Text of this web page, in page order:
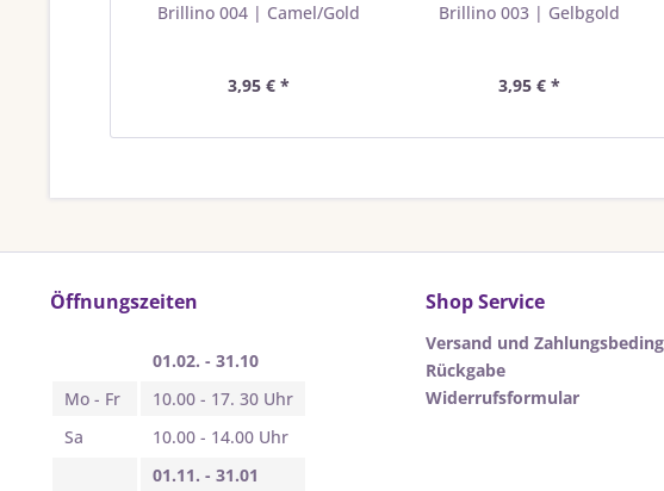
Brillino 004 | Camel/Gold
3,95 € *
Brillino 003 | Gelbgold
3,95 € *
Öffnungszeiten
01.02. - 31.10
Mo - Fr
10.00 - 17. 30 Uhr
Sa
10.00 - 14.00 Uhr
01.11. - 31.01
Shop Service
Versand und
Rückgabe
Widerrufsformular